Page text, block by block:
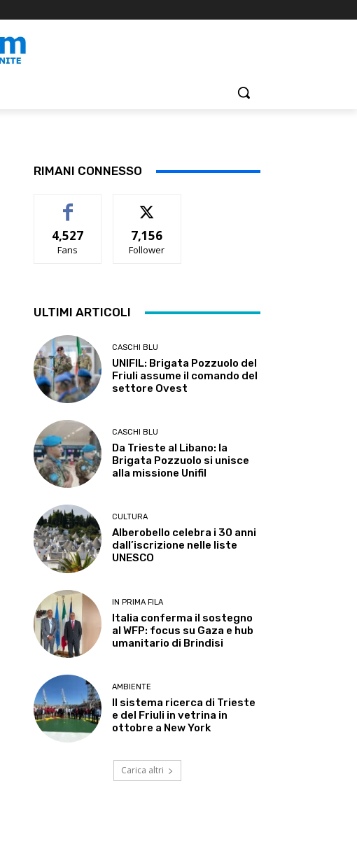
RIMANI CONNESSO
4,527
Fans
7,156
Follower
ULTIMI ARTICOLI
CASCHI BLU
UNIFIL: Brigata Pozzuolo del
Friuli assume il comando del
settore Ovest
CASCHI BLU
Da Trieste al Libano: la
Brigata Pozzuolo si unisce
alla missione Unifil
CULTURA
Alberobello celebra i 30 anni
dall’iscrizione nelle liste
UNESCO
IN PRIMA FILA
Italia conferma il sostegno
al WFP: focus su Gaza e hub
umanitario di Brindisi
AMBIENTE
Il sistema ricerca di Trieste
e del Friuli in vetrina in
ottobre a New York
Carica altri